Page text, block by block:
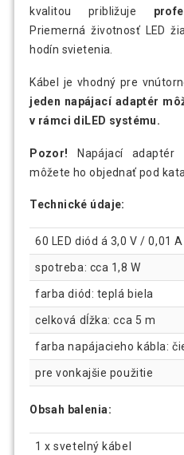
kvalitou približuje
Priemerná životnosť LED
hodín svietenia.
Kábel je vhodný pre
jeden napájací adaptér
v rámci diLED systému.
Pozor!
Napájací adaptér
môžete ho objednať pod
Technické údaje:
60 LED diód á 3,0 V / 0,01 A
spotreba: cca 1,8 W
farba diód: teplá biela
celková dĺžka: cca 5 m
farba napájacieho kábla:
pre vonkajšie použitie
Obsah balenia:
1 x svetelný kábel